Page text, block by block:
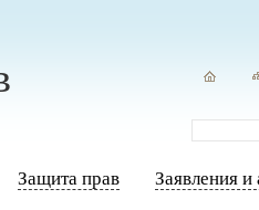
Защита прав Заявления и